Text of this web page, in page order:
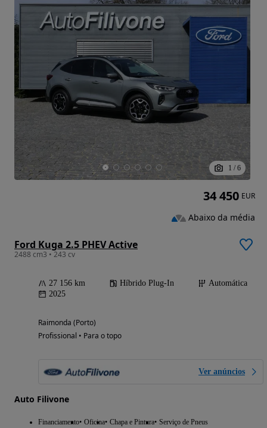
1 / 6
Ford Kuga 2.5 PHEV Active
2488 cm3 • 243 cv
27 156 km Híbrido Plug-In
Automática
2025
Raimonda (Porto)
Profissional • Para o topo
Ver anúncios
Auto Filivone
Financiamento Oficina Chapa e Pintura Serviço de Pneus
34 450 EUR
Abaixo da média